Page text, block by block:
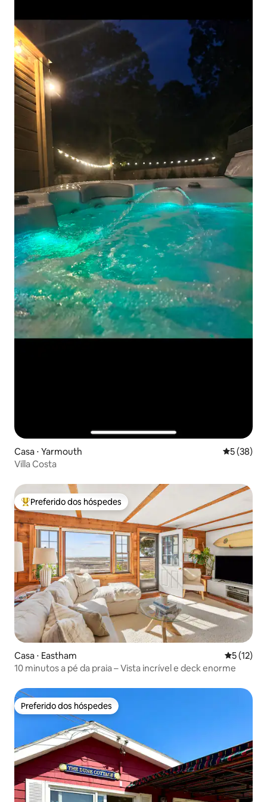
Casa ⋅ Yarmouth 5 de uma
5 (38)
Villa Costa
Entre os melhores preferidos dos hóspedes
Preferido dos hóspedes
Casa ⋅ Eastham 5 de uma
5 (12)
10 minutos a pé da praia – Vista incrível e deck enorme
Preferido dos hóspedes
Preferido dos hóspedes